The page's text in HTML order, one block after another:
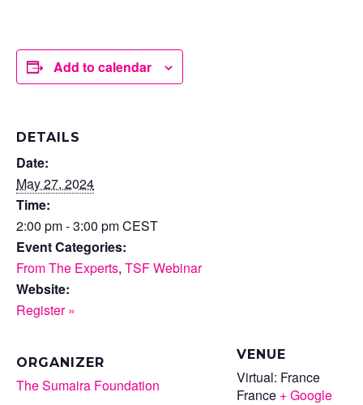
Add to calendar
DETAILS
Date:
May 27, 2024
Time:
2:00 pm - 3:00 pmCEST
Event Categories:
From The Experts, TSF Webinar
Website:
Register »
ORGANIZER
The Sumaira Foundation
VENUE
Virtual: France
France + Google